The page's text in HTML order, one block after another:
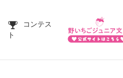
コンテス
ト